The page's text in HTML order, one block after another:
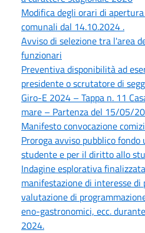
Modifica degli orari di
comunali dal 14.10.2024 .
Avviso di selezione tra l'area
funzionari
Preventiva disponibilità ad
presidente o scrutatore di
Giro-E 2024 – Tappa n. 11
mare – Partenza del 15/05/
Manifesto convocazione
Proroga avviso pubblico
studente e per il diritto allo
Indagine esplorativa
manifestazione di interesse
valutazione di
eno-gastronomici, ecc.
2024.